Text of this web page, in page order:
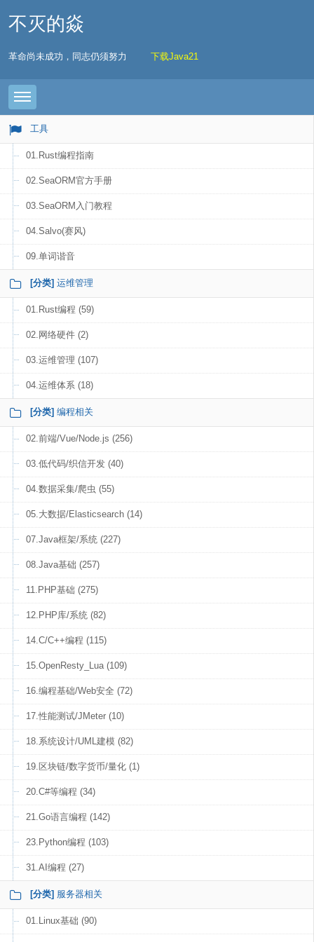
不灭的焱
革命尚未成功，同志仍须努力 下载Java21
Toggle navigation
工具
01.Rust编程指南
02.SeaORM官方手册
03.SeaORM入门教程
04.Salvo(赛风)
09.单词谐音
[分类] 运维管理
01.Rust编程 (59)
02.网络硬件 (2)
03.运维管理 (107)
04.运维体系 (18)
[分类] 编程相关
02.前端/Vue/Node.js (256)
03.低代码/织信开发 (40)
04.数据采集/爬虫 (55)
05.大数据/Elasticsearch (14)
07.Java框架/系统 (227)
08.Java基础 (257)
11.PHP基础 (275)
12.PHP库/系统 (82)
14.C/C++编程 (115)
15.OpenResty_Lua (109)
16.编程基础/Web安全 (72)
17.性能测试/JMeter (10)
18.系统设计/UML建模 (82)
19.区块链/数字货币/量化 (1)
20.C#等编程 (34)
21.Go语言编程 (142)
23.Python编程 (103)
31.AI编程 (27)
[分类] 服务器相关
01.Linux基础 (90)